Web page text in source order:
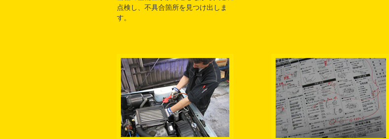
点検し、不具合箇所を見つけ出しま
す。